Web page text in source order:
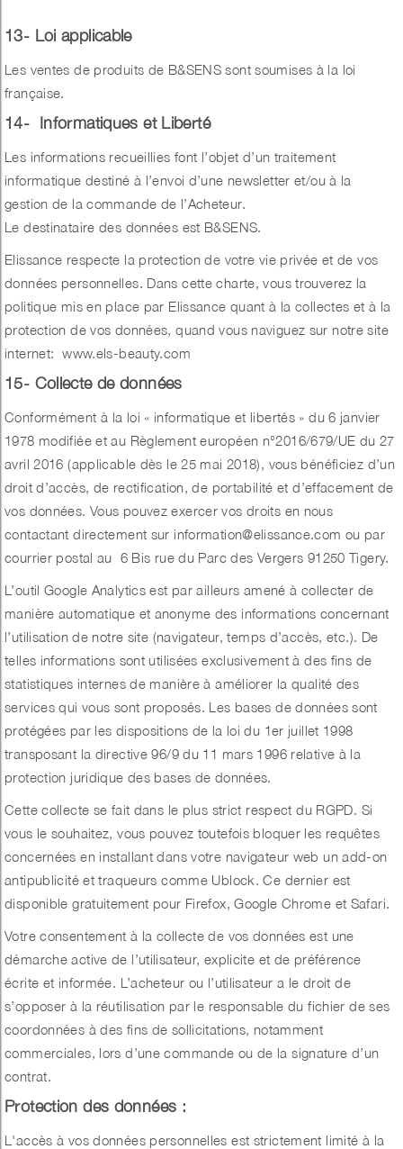
13- Loi applicable
Les ventes de produits de B&SENS sont soumises à la loi
française.
14- Informatiques et Liberté
Les informations recueillies font l’objet d’un traitement
informatique destiné à l’envoi d’une newsletter et/ou à la
gestion de la commande de l’Acheteur.
Le destinataire des données est B&SENS.
Elissance respecte la protection de votre vie privée et de vos
données personnelles. Dans cette charte, vous trouverez la
politique mis en place par Elissance quant à la collectes et à la
protection de vos données, quand vous naviguez sur notre site
internet: www.els-beauty.com
15- Collecte de données
Conformément à la loi « informatique et libertés » du 6 janvier
1978 modifiée et au Règlement européen n°2016/679/UE du 27
avril 2016 (applicable dès le 25 mai 2018), vous bénéficiez d’un
droit d’accès, de rectification, de portabilité et d’effacement de
vos données. Vous pouvez exercer vos droits en nous
contactant directement sur information@elissance.com ou par
courrier postal au 6 Bis rue du Parc des Vergers 91250 Tigery.
L’outil Google Analytics est par ailleurs amené à collecter de
manière automatique et anonyme des informations concernant
l’utilisation de notre site (navigateur, temps d’accès, etc.). De
telles informations sont utilisées exclusivement à des fins de
statistiques internes de manière à améliorer la qualité des
services qui vous sont proposés. Les bases de données sont
protégées par les dispositions de la loi du 1er juillet 1998
transposant la directive 96/9 du 11 mars 1996 relative à la
protection juridique des bases de données.
Cette collecte se fait dans le plus strict respect du RGPD. Si
vous le souhaitez, vous pouvez toutefois bloquer les requêtes
concernées en installant dans votre navigateur web un add-on
antipublicité et traqueurs comme Ublock. Ce dernier est
disponible gratuitement pour Firefox, Google Chrome et Safari.
Votre consentement à la collecte de vos données est une
démarche active de l’utilisateur, explicite et de préférence
écrite et informée. L’acheteur ou l’utilisateur a le droit de
s’opposer à la réutilisation par le responsable du fichier de ses
coordonnées à des fins de sollicitations, notamment
commerciales, lors d’une commande ou de la signature d’un
contrat.
Protection des données :
L'accès à vos données personnelles est strictement limité à la